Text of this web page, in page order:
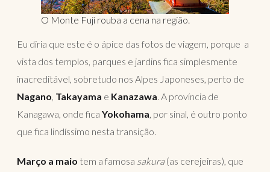
O Monte Fuji rouba a cena na região.
Eu diria que este é o ápice das fotos de viagem, porque a
vista dos templos, parques e jardins fica simplesmente
inacreditável, sobretudo nos Alpes Japoneses, perto de
Nagano, Takayama e Kanazawa. A província de
Kanagawa, onde fica Yokohama, por sinal, é outro ponto
que fica lindíssimo nesta transição.
Março a maio tem a famosa sakura (as cerejeiras), que